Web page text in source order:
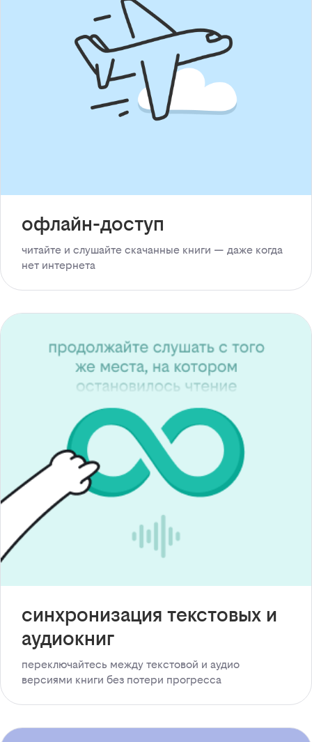
офлайн-доступ
читайте и слушайте скачанные книги — даже когда
нет интернета
синхронизация текстовых и
аудиокниг
переключайтесь между текстовой и аудио
версиями книги без потери прогресса